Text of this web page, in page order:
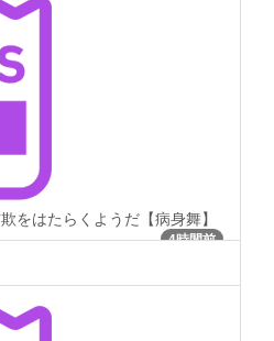
をはたらくようだ【病身舞】
4時間前